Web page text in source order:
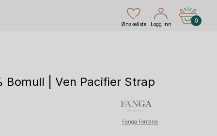
Ønskeliste Logg inn
0
Bomull | Ven Pacifier Strap
Fanga Fontana